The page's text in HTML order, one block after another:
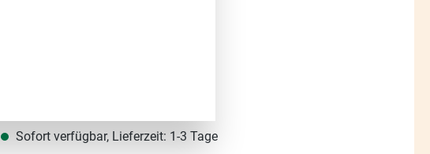
Sofort verfügbar, Lieferzeit: 1-3 Tage